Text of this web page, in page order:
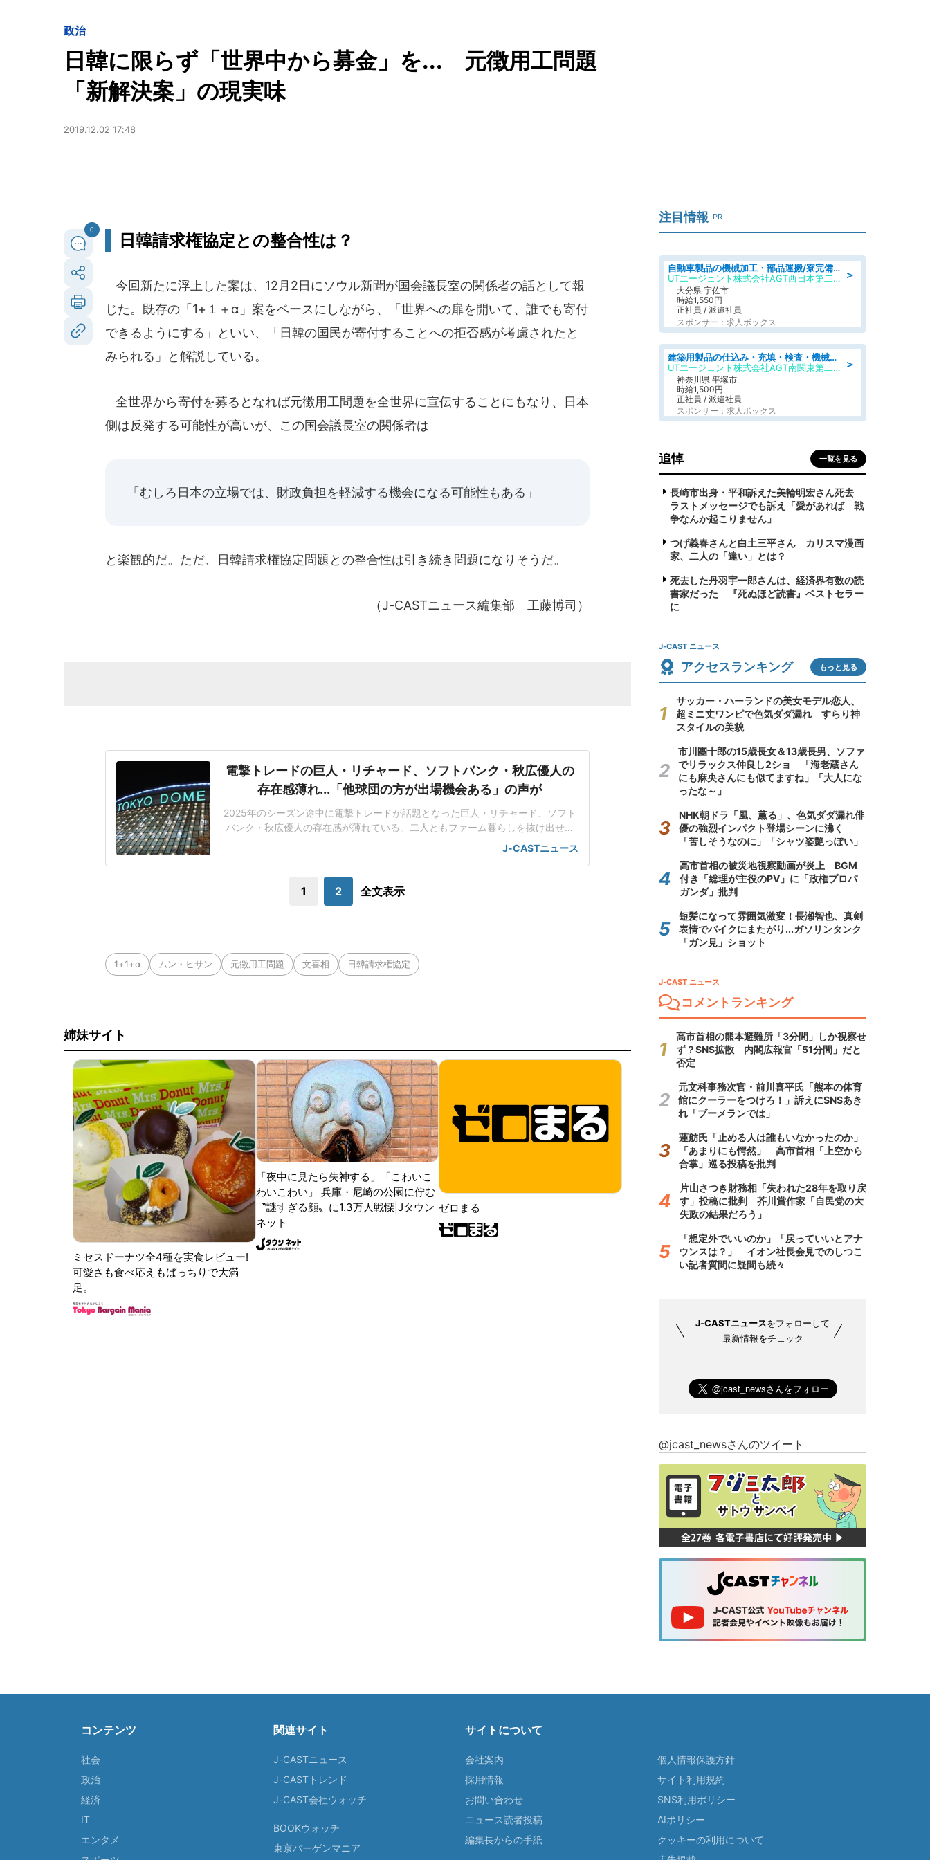
政治
日韓に限らず「世界中から募金」を... 元徴用工問題
「新解決案」の現実味
2019.12.02 17:48
0
日韓請求権協定との整合性は？
今回新たに浮上した案は、12月2日にソウル新聞が国会議長室の関係者の話として報
じた。既存の「1+１＋α」案をベースにしながら、「世界への扉を開いて、誰でも寄付
できるようにする」といい、「日韓の国民が寄付することへの拒否感が考慮されたと
みられる」と解説している。
全世界から寄付を募るとなれば元徴用工問題を全世界に宣伝することにもなり、日本
側は反発する可能性が高いが、この国会議長室の関係者は
「むしろ日本の立場では、財政負担を軽減する機会になる可能性もある」
と楽観的だ。ただ、日韓請求権協定問題との整合性は引き続き問題になりそうだ。
（J-CASTニュース編集部 工藤博司）
電撃トレードの巨人・リチャード、ソフトバンク・秋広優人の
存在感薄れ...「他球団の方が出場機会ある」の声が
2025年のシーズン途中に電撃トレードが話題となった巨人・リチャード、ソフト
バンク・秋広優人の存在感が薄れている。二人ともファーム暮らしを抜け出せな
いリチャードはソフトバンク在籍時にウエスタン・リーグで5年連続本塁打王に輝
いた長打力を評価され、秋広優人、大江竜聖と2対1のトレードで25年5月に巨人に
打点をマークした。
J-CASTニュース
1 2 全文表示
1+1+α ムン・ヒサン 元徴用工問題 文喜相 日韓請求権協定
姉妹サイト
ミセスドーナツ全4種を実食レビュー!
可愛さも食べ応えもばっちりで大満
足。
「夜中に見たら失神する」「こわいこ
わいこわい」 兵庫・尼崎の公園に佇む
〝謎すぎる顔〟に1.3万人戦慄|Jタウン
ネット
ゼロまる
注目情報 PR
＞
自動車製品の機械加工・部品運搬/寮完備/日払い/工場・製造
UTエージェント株式会社AGT西日本第二CU
大分県 宇佐市
時給1,550円
正社員 / 派遣社員
スポンサー：求人ボックス
＞
建築用製品の仕込み・充填・検査・機械操作/寮完備/日払い/工場・製造
UTエージェント株式会社AGT南関東第二CU
神奈川県 平塚市
時給1,500円
正社員 / 派遣社員
スポンサー：求人ボックス
追悼 一覧を見る
長崎市出身・平和訴えた美輪明宏さん死去
ラストメッセージでも訴え「愛があれば 戦
争なんか起こりません」
つげ義春さんと白土三平さん カリスマ漫画
家、二人の「違い」とは？
死去した丹羽宇一郎さんは、経済界有数の読
書家だった 『死ぬほど読書』ベストセラー
に
J-CAST ニュース
アクセスランキング もっと見る
サッカー・ハーランドの美女モデル恋人、
超ミニ丈ワンピで色気ダダ漏れ すらり神
スタイルの美貌
市川團十郎の15歳長女＆13歳長男、ソファ
でリラックス仲良し2ショ 「海老蔵さん
にも麻央さんにも似てますね」「大人にな
ったな～」
NHK朝ドラ「風、薫る」、色気ダダ漏れ俳
優の強烈インパクト登場シーンに沸く
「苦しそうなのに」「シャツ姿艶っぽい」
高市首相の被災地視察動画が炎上 BGM
付き「総理が主役のPV」に「政権プロパ
ガンダ」批判
短髪になって雰囲気激変！長瀬智也、真剣
表情でバイクにまたがり...ガソリンタンク
「ガン見」ショット
J-CAST ニュース
コメントランキング
高市首相の熊本避難所「3分間」しか視察せ
ず？SNS拡散 内閣広報官「51分間」だと
否定
元文科事務次官・前川喜平氏「熊本の体育
館にクーラーをつけろ！」訴えにSNSあき
れ「ブーメランでは」
蓮舫氏「止める人は誰もいなかったのか」
「あまりにも愕然」 高市首相「上空から
合掌」巡る投稿を批判
片山さつき財務相「失われた28年を取り戻
す」投稿に批判 芥川賞作家「自民党の大
失政の結果だろう」
「想定外でいいのか」「戻っていいとアナ
ウンスは？」 イオン社長会見でのしつこ
い記者質問に疑問も続々
J-CASTニュースをフォローして
最新情報をチェック
@jcast_newsさんのツイート
コンテンツ
社会
政治
経済
IT
エンタメ
関連サイト
J-CASTニュース
J-CASTトレンド
J-CAST会社ウォッチ
BOOKウォッチ
東京バーゲンマニア
サイトについて
会社案内
採用情報
お問い合わせ
ニュース読者投稿
編集長からの手紙
個人情報保護方針
サイト利用規約
SNS利用ポリシー
AIポリシー
クッキーの利用について